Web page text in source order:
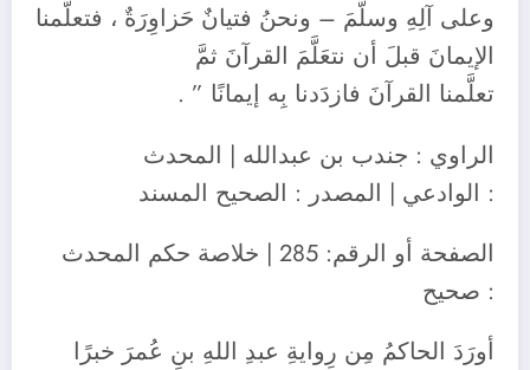
وعلى آلِهِ وسلَّمَ – ونحنُ فتيانٌ حَزاوِرَةٌ ، فتعلَّمنا
الإيمانَ قبلَ أن نتعَلَّمَ القرآنَ ثمَّ
تعلَّمنا القرآنَ فازدَدنا بِه إيمانًا ” .
الراوي : جندب بن عبدالله | المحدث
: الوادعي | المصدر : الصحيح المسند
الصفحة أو الرقم: 285 | خلاصة حكم المحدث
: صحيح
أورَدَ الحاكمُ مِن رِوايةِ عبدِ اللهِ بنِ عُمرَ خبرًا